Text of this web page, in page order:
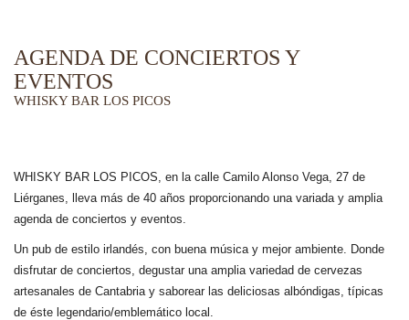
AGENDA DE CONCIERTOS Y
EVENTOS
WHISKY BAR LOS PICOS
WHISKY BAR LOS PICOS, en la calle Camilo Alonso Vega, 27 de
Liérganes, lleva más de 40 años proporcionando una variada y amplia
agenda de conciertos y eventos.
Un pub de estilo irlandés, con buena música y mejor ambiente. Donde
disfrutar de conciertos, degustar una amplia variedad de cervezas
artesanales de Cantabria y saborear las deliciosas albóndigas, típicas
de éste legendario/emblemático local.